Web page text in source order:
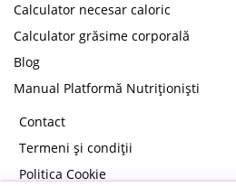
Calculator necesar caloric
Calculator grăsime corporală
Blog
Manual Platformă Nutriționiști
Contact
Termeni și condiții
Politica Cookie